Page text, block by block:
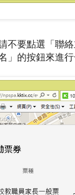
不要點選「聯
」的按鈕來進行